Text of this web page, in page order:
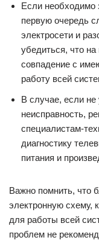
Если необходимо
первую очередь
электросети и
убедиться, что
совпадение с
работу всей
В случае, если
неисправность,
специалистам-
диагностику
питания и
Важно помнить, что
электронную схему,
для работы всей
проблем не